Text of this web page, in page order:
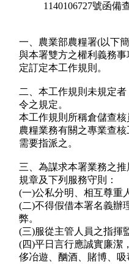
1140106727號函備
一、農業部農糧署(以下
與本署雙方之權利義務
定訂定本工作規則。
二、本工作規則未規定
令之規定。
本工作規則所稱倉儲查
農糧業務有關之專業查
需要指派之。
三、為謀求本署業務之
規章及下列服務守則：
(一)公私分明、相互尊重
(二)不得假借本署名義辦
弊。
(三)服從主管人員之指揮
(四)平日言行應誠實廉潔
侈冶遊、酗酒、賭博、